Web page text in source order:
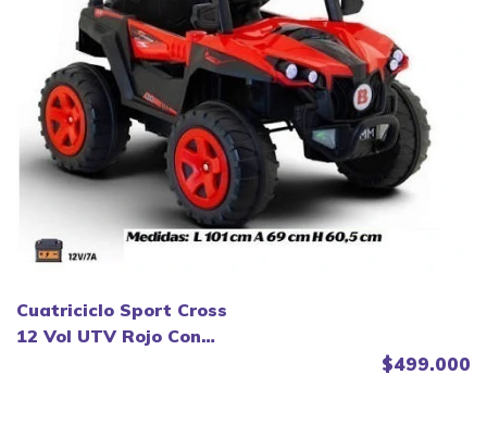
Cuatriciclo Sport Cross
12 Vol UTV Rojo Con
$499.000